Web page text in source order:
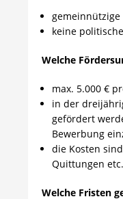
gemeinnützige
keine
Welche
max. 5.000 €
in der
gefördert
Bewerbung
die Kosten
Quittungen
Welche Fristen